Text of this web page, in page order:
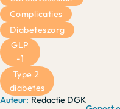
Redactie DGK
Complicaties
Diabeteszorg
GLP
-1
Type 2
diabetes